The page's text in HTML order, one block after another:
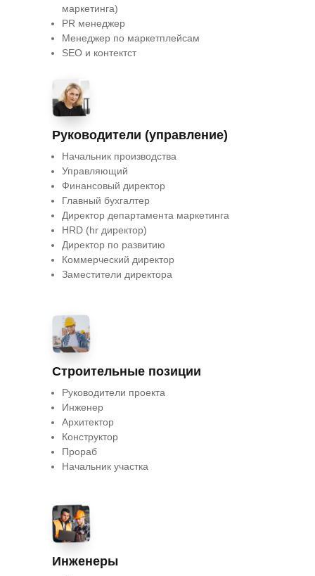
маркетинга)
PR менеджер
Менеджер по маркетплейсам
SEO и контектст
Руководители (управление)
Начальник производства
Управляющий
Финансовый директор
Главный бухгалтер
Директор департамента маркетинга
HRD (hr директор)
Директор по развитию
Коммерческий директор
Заместители директора
Строительные позиции
Руководители проекта
Инженер
Архитектор
Конструктор
Прораб
Начальник участка
Инженеры